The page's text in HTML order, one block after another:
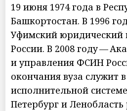
19 июня 1974 года в
Башкортостан. В 1996
Уфимский юридический
России. В 2008 году —
и управления ФСИН
окончания вуза служит
исполнительной
Петербург и